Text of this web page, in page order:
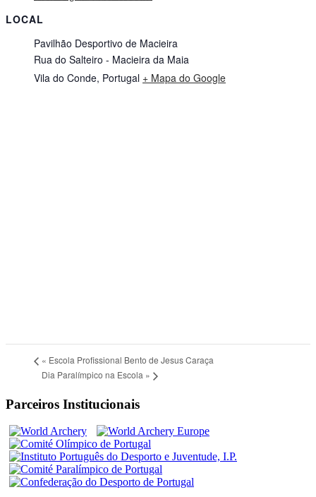
LOCAL
Pavilhão Desportivo de Macieira
Rua do Salteiro - Macieira da Maia
Vila do Conde, Portugal + Mapa do Google
« Escola Profissional Bento de Jesus Caraça
Dia Paralímpico na Escola »
Parceiros Institucionais